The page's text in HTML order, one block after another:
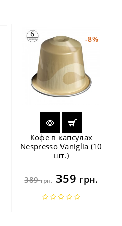
-8%
Кофе в капсулах
Nespresso Vaniglia (10
шт.)
389грн.359 грн.